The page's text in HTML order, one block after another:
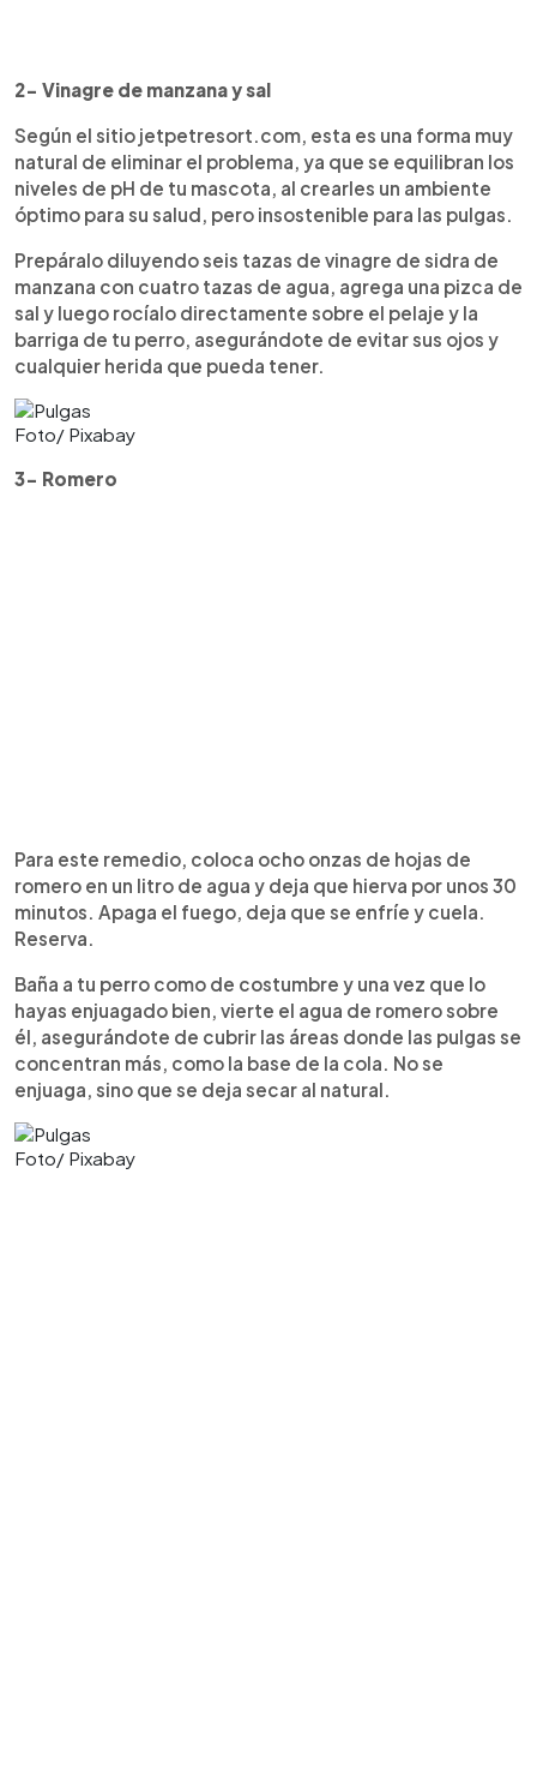
2- Vinagre de manzana y sal
Según el sitio jetpetresort.com, esta es una forma muy
natural de eliminar el problema, ya que se equilibran los
niveles de pH de tu mascota, al crearles un ambiente
óptimo para su salud, pero insostenible para las pulgas.
Prepáralo diluyendo seis tazas de vinagre de sidra de
manzana con cuatro tazas de agua, agrega una pizca de
sal y luego rocíalo directamente sobre el pelaje y la
barriga de tu perro, asegurándote de evitar sus ojos y
cualquier herida que pueda tener.
Foto/ Pixabay
3- Romero
Para este remedio, coloca ocho onzas de hojas de
romero en un litro de agua y deja que hierva por unos 30
minutos. Apaga el fuego, deja que se enfríe y cuela.
Reserva.
Baña a tu perro como de costumbre y una vez que lo
hayas enjuagado bien, vierte el agua de romero sobre
él, asegurándote de cubrir las áreas donde las pulgas se
concentran más, como la base de la cola. No se
enjuaga, sino que se deja secar al natural.
Foto/ Pixabay